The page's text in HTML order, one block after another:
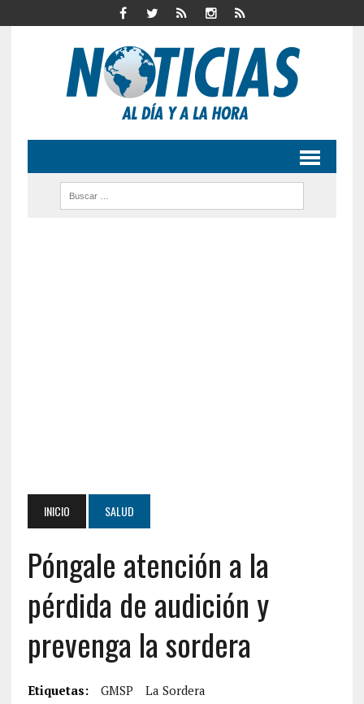
INICIO SALUD
Póngale atención a la
pérdida de audición y
prevenga la sordera
Etiquetas: GMSP La Sordera